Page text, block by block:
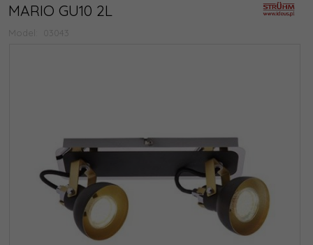
MARIO GU10 2L
Model: 03043